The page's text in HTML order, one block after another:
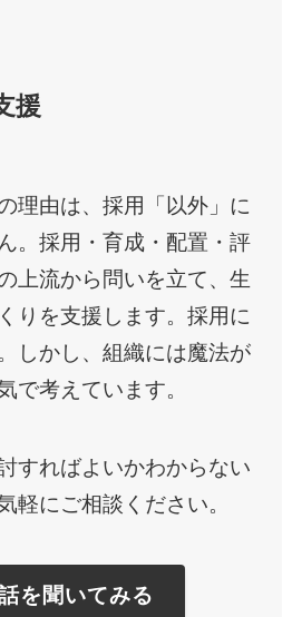
援
理由は、採用「以外」に
。採用・育成・配置・評
上流から問いを立て、生
りを支援します。採用に
しかし、組織には魔法が
で考えています。
すればよいかわからない
軽にご相談ください。
を聞いてみる